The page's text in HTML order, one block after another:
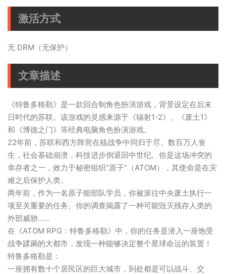
激活方式
无 DRM（无保护）
文章描述
《特鲁多格勒》是一款回合制角色扮演游戏，背景设定在后末
日时代的苏联。该游戏的灵感来源于《辐射1-2》、《废土1》
和《博德之门》等经典电脑角色扮演游戏。
22年前，苏联和西方阵营在核战争中同归于尽。数百万人丧
生，社会基础崩溃，科技进步倒退回中世纪。你是这场冲突的
幸存者之一，效力于秘密组织“原子”（ATOM），其使命是在灾
难之后保护人类。
两年前，作为一名原子能部队学员，你被派往中央废土执行一
项至关重要的任务。你的调查揭露了一种可能毁灭残存人类的
外部威胁……
在《ATOM RPG：特鲁多格勒》中，你的任务是潜入一座饱受
战争蹂躏的大都市，发现一种能够决定整个星球命运的装置！
特鲁多格勒是：
一座拥有数十个居民区的巨大城市，到处都是可以战斗、交